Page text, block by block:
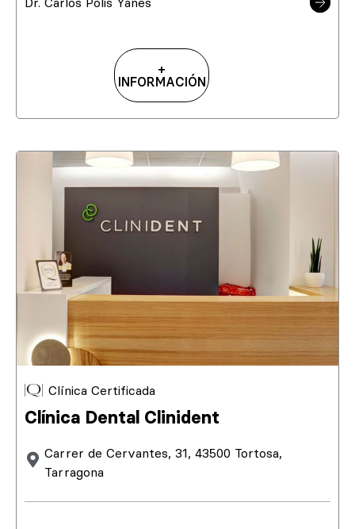
+
INFORMACIÓN
Clínica Certificada
Clínica Dental Clinident
Carrer de Cervantes, 31, 43500 Tortosa,
Tarragona